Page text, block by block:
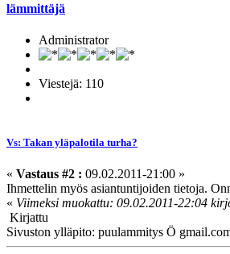
lämmittäjä
Administrator
Viestejä: 110
Vs: Takan yläpalotila turha?
« Vastaus #2 : 09.02.2011-21:00 »
Ihmettelin myös asiantuntijoiden tietoja.
« Viimeksi muokattu: 09.02.2011-22:04
Kirjattu
Sivuston ylläpito: puulammitys Ö